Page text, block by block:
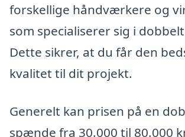
forskellige håndværkere og
som specialiserer sig i
Dette sikrer, at du får den
kvalitet til dit projekt.
Generelt kan prisen på en
spænde fra 30.000 til 80.000